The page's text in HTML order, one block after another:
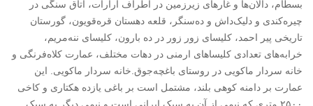
بسطام، دالان‌ها و غارهای زیرزمین در اطراف آرارات، اتاق سنگی در
چیره‌کندی و دلیک‌داش و ده‌سنگر، قلعه دهستان قره‌قویون، گورستان
تاریخی پیر احمد، کلیسای زور زور در ده بارون، کلیسای ننه‌مریم،
خرابه‌های تعدادی کلیساهای ارمنی در دهات مختلف، عمارت کلاه‌فرنگی و
خانه سردار ماکویی در روستای باغچه‌جوق.خانه سردار ماکویی . این
عمارت بر دامنه کوهی بلند، مشتمل است بر باغی یازده هکتاری و کاخی